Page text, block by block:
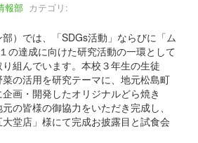
報部 カテゴリ:
）では、「SDGs活動」ならびに「ム
の達成に向けた研究活動の一環として
組んでいます。本校３年生の生徒
の活用を研究テーマに、地元松島町
画・開発したオリジナルどら焼き
の皆様の御協力をいただき完成し、
堂店」様にて完成お披露目と試食会